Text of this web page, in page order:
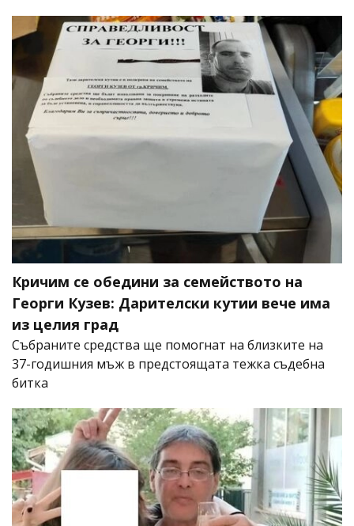
Кричим се обедини за семейството на
Георги Кузев: Дарителски кутии вече има
из целия град
Събраните средства ще помогнат на близките на
37-годишния мъж в предстоящата тежка съдебна
битка